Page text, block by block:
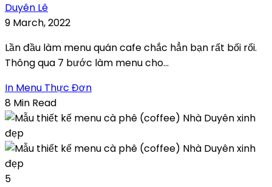
Duyên Lê
9 March, 2022
Lần đầu làm menu quán cafe chắc hẳn bạn rất bối rối.
Thông qua 7 bước làm menu cho...
In Menu Thực Đơn
8 Min Read
5